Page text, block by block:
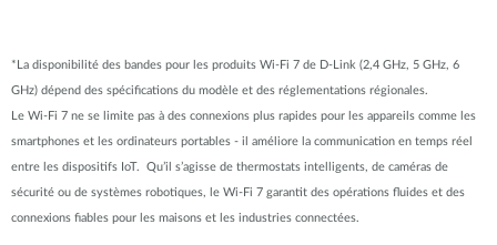
*La disponibilité des bandes pour les produits Wi-Fi 7 de D-Link (2,4 GHz, 5 GHz, 6
GHz) dépend des spécifications du modèle et des réglementations régionales.
Le Wi-Fi 7 ne se limite pas à des connexions plus rapides pour les appareils comme les
smartphones et les ordinateurs portables - il améliore la communication en temps réel
entre les dispositifs IoT. Qu’il s’agisse de thermostats intelligents, de caméras de
sécurité ou de systèmes robotiques, le Wi-Fi 7 garantit des opérations fluides et des
connexions fiables pour les maisons et les industries connectées.